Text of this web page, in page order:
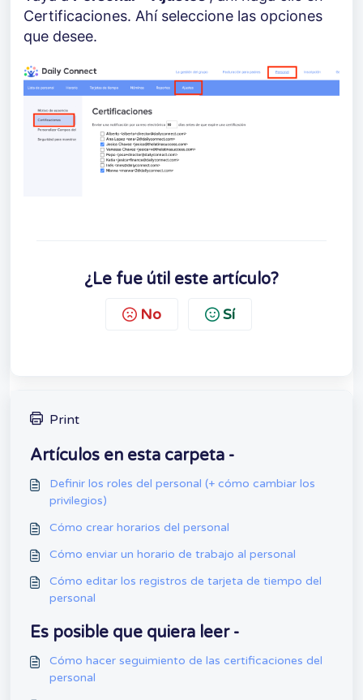
Certificaciones. Ahí seleccione las opciones
que desee.
¿Le fue útil este artículo?
No Sí
Print
Artículos en esta carpeta -
Definir los roles del personal (+ cómo cambiar los
privilegios)
Cómo crear horarios del personal
Cómo enviar un horario de trabajo al personal
Cómo editar los registros de tarjeta de tiempo del
personal
Es posible que quiera leer -
Cómo hacer seguimiento de las certificaciones del
personal